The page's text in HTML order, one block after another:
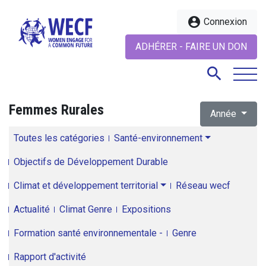
account_circle Connexion
ADHÉRER - FAIRE UN DON
search
Femmes Rurales Année
Toutes les catégories Santé-environnement
Objectifs de Développement Durable
Climat et développement territorial Réseau wecf
Actualité Climat Genre Expositions
Formation santé environnementale - Genre
Rapport d'activité